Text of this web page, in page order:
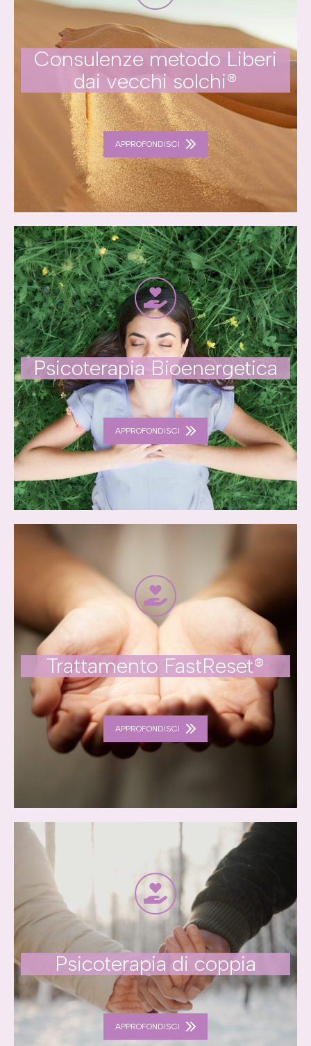
Consulenze metodo Liberi
dai vecchi solchi®
APPROFONDISCI
Psicoterapia Bioenergetica
APPROFONDISCI
Trattamento FastReset®
APPROFONDISCI
Psicoterapia di coppia
APPROFONDISCI